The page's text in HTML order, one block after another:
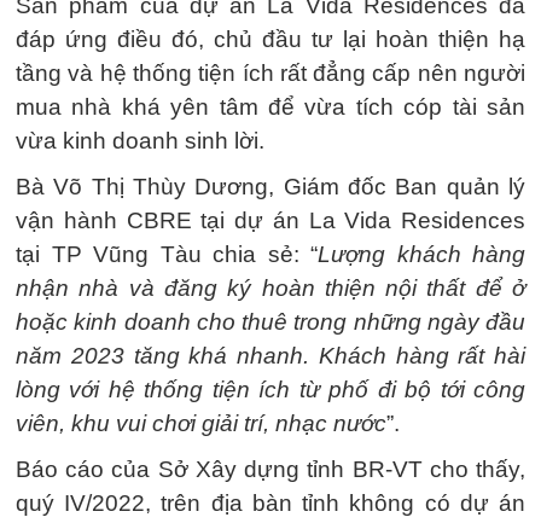
Sản phẩm của dự án La Vida Residences đã
đáp ứng điều đó, chủ đầu tư lại hoàn thiện hạ
tầng và hệ thống tiện ích rất đẳng cấp nên người
mua nhà khá yên tâm để vừa tích cóp tài sản
vừa kinh doanh sinh lời.
Bà Võ Thị Thùy Dương, Giám đốc Ban quản lý
vận hành CBRE tại dự án La Vida Residences
tại TP Vũng Tàu chia sẻ: “Lượng khách hàng
nhận nhà và đăng ký hoàn thiện nội thất để ở
hoặc kinh doanh cho thuê trong những ngày đầu
năm 2023 tăng khá nhanh. Khách hàng rất hài
lòng với hệ thống tiện ích từ phố đi bộ tới công
viên, khu vui chơi giải trí, nhạc nước”.
Báo cáo của Sở Xây dựng tỉnh BR-VT cho thấy,
quý IV/2022, trên địa bàn tỉnh không có dự án